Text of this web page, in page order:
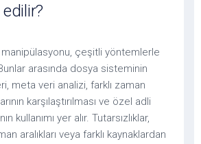
manipülasyonu, çeşitli yöntemlerle
arasında dosya sisteminin
meta veri analizi, farklı zaman
karşılaştırılması ve özel adli
kullanımı yer alır. Tutarsızlıklar,
aralıkları veya farklı kaynaklardan